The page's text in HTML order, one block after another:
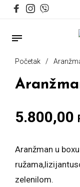
Početak /
5.800,00
Aranžman u
zelenilom.